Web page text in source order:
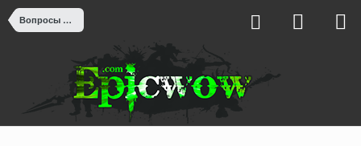
Вопросы к Администрации